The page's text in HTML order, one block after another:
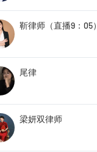
靳律师（直播9：05）
尾律
梁妍双律师